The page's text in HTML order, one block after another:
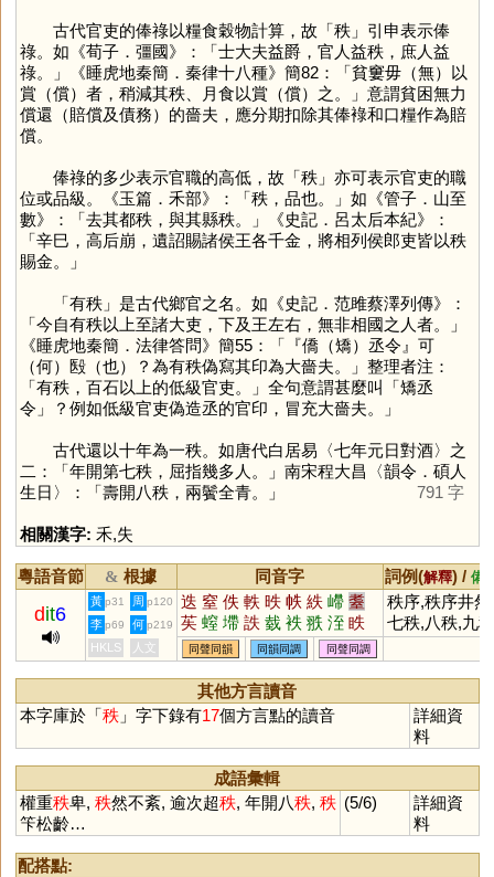
古代官吏的俸祿以糧食穀物計算，故「秩」引申表示俸
祿。如《荀子．彊國》：「士大夫益爵，官人益秩，庶人益
祿。」《睡虎地秦簡．秦律十八種》簡82：「貧窶毋（無）以
賞（償）者，稍減其秩、月食以賞（償）之。」意謂貧困無力
償還（賠償及債務）的嗇夫，應分期扣除其俸䘵和口糧作為賠
償。
俸祿的多少表示官職的高低，故「秩」亦可表示官吏的職
位或品級。《玉篇．禾部》：「秩，品也。」如《管子．山至
數》：「去其都秩，與其縣秩。」《史記．呂太后本紀》：
「辛巳，高后崩，遺詔賜諸侯王各千金，將相列侯郎吏皆以秩
賜金。」
「有秩」是古代鄉官之名。如《史記．范雎蔡澤列傳》：
「今自有秩以上至諸大吏，下及王左右，無非相國之人者。」
《睡虎地秦簡．法律答問》簡55：「『僑（矯）丞令』可
（何）殹（也）？為有秩偽寫其印為大嗇夫。」整理者注：
「有秩，百石以上的低級官吏。」全句意謂甚麼叫「矯丞
令」？例如低級官吏偽造丞的官印，冒充大嗇夫。」
古代還以十年為一秩。如唐代白居易〈七年元日對酒〉之
二：「年開第七秩，屈指幾多人。」南宋程大昌〈韻令．碩人
生日〉：「壽開八秩，兩鬢全青。」
791 字
相關漢字: 禾,失
粵語音節 & 根據 同音字 詞例(解釋) / 備
dit6
黃 p31 周 p120 迭 窒 佚 軼 昳 帙 紩 嵽 耋
苵 螲 墆 詄 臷 袟 翐 洷 眣
瓞 柣 峌 垤 咥 胅 絰 镻
秩序,秩序井然,
七秩,八秩,九秩
李 p69 何 p219
HKLS 人文 同聲同韻 同韻同調 同聲同調
其他方言讀音
本字庫於「秩」字下錄有17個方言點的讀音
詳細資
料
成語彙輯
權重秩卑, 秩然不紊, 逾次超秩, 年開八秩, 秩
笇松齡…
(5/6)
詳細資
料
配搭點: